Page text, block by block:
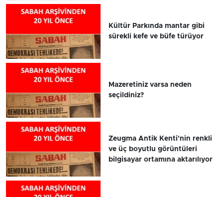
Kültür Parkında mantar gibi
sürekli kefe ve büfe türüyor
Mazeretiniz varsa neden
seçildiniz?
Zeugma Antik Kenti'nin renkli
ve üç boyutlu görüntüleri
bilgisayar ortamına aktarılıyor